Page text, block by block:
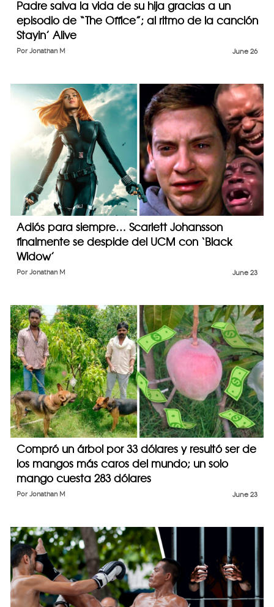
Padre salva la vida de su hija gracias a un
episodio de “The Office”; al ritmo de la canción
Stayin’ Alive
June 26
Por Jonathan M
Adiós para siempre… Scarlett Johansson
finalmente se despide del UCM con ‘Black
Widow’
June 23
Por Jonathan M
Compró un árbol por 33 dólares y resultó ser de
los mangos más caros del mundo; un solo
mango cuesta 283 dólares
June 23
Por Jonathan M